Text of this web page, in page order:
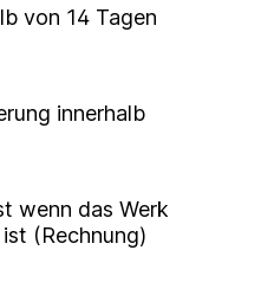
von 14 Tagen
innerhalb
wenn das Werk
(Rechnung)